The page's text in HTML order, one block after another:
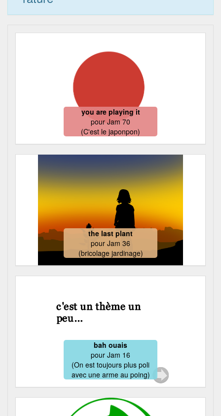
you are playing it
pour Jam 70
(C'est le japonpon)
the last plant
pour Jam 36
(bricolage jardinage)
bah ouais
pour Jam 16
(On est toujours plus poli
avec une arme au poing)